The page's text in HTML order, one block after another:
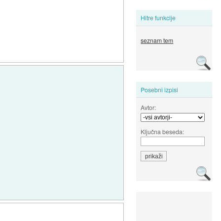
Hitre funkcije
seznam tem
Posebni izpisi
Avtor:
Ključna beseda: